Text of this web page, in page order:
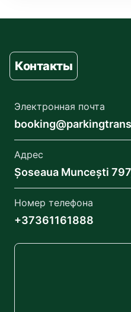
Контакты
Электронная почта
Адрес
Șoseaua Muncești
Номер телефона
+37361161888